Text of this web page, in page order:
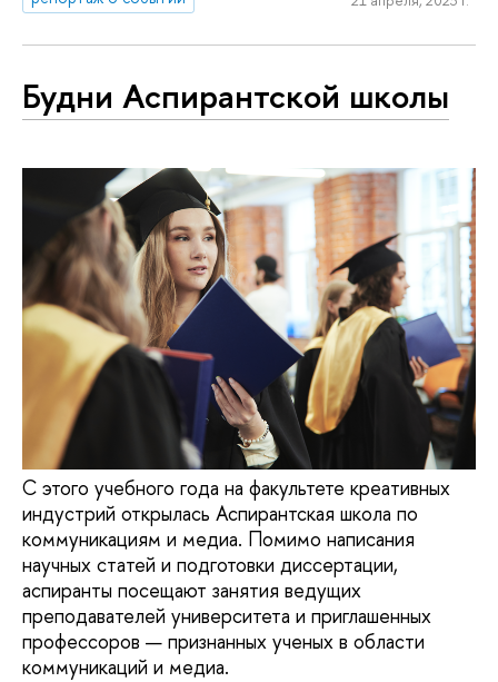
Будни Аспирантской школы
С этого учебного года на факультете креативных
индустрий открылась Аспирантская школа по
коммуникациям и медиа. Помимо написания
научных статей и подготовки диссертации,
аспиранты посещают занятия ведущих
преподавателей университета и приглашенных
профессоров — признанных ученых в области
коммуникаций и медиа.